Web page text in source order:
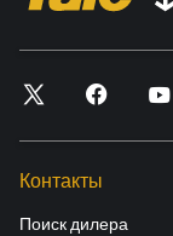
Контакты
Поиск дилера